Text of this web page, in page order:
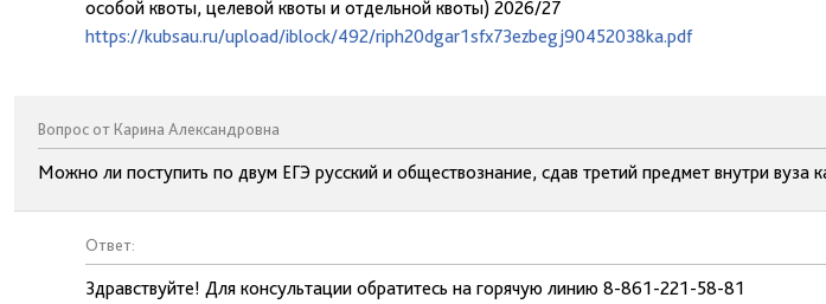
особой квоты, целевой квоты и отдельной квоты) 2026/27
https://kubsau.ru/upload/iblock/492/riph20dgar1sfx73ezbegj90452038ka.pdf
Вопрос от Карина Александровна
Можно ли поступить по двум ЕГЭ русский и обществознание, сдав третий предмет внутри вуза
Ответ:
Здравствуйте! Для консультации обратитесь на горячую линию 8-861-221-58-81